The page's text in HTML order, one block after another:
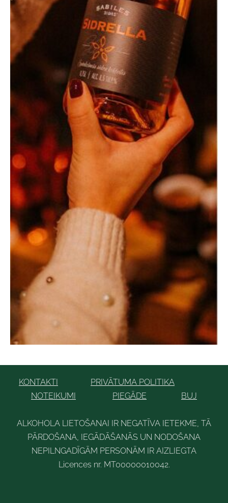
KONTAKTI
PRIVĀTUMA POLITIKA
NOTEIKUMI
PIEGĀDE BUJ
ALKOHOLA LIETOŠANAI IR NEGATĪVA IETEKME, TĀ
PĀRDOŠANA, IEGĀDĀŠANĀS UN NODOŠANA
NEPILNGADĪGĀM PERSONĀM IR AIZLIEGTA
Licences nr. MT00000010042.